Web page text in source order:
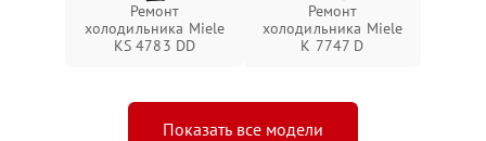
Ремонт
холодильника Miele
KS 4783 DD
Ремонт
холодильника Miele
K 7747 D
Показать все модели